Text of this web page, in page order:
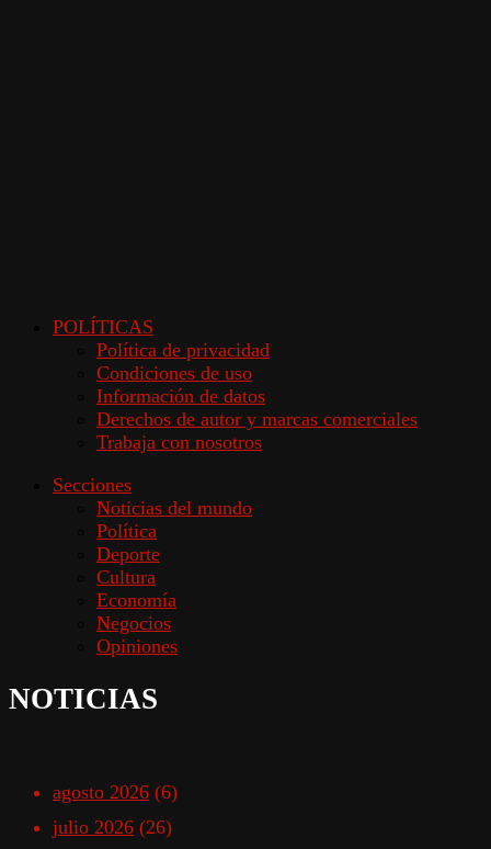
POLÍTICAS
Política de privacidad
Condiciones de uso
Información de datos
Derechos de autor y marcas comerciales
Trabaja con nosotros
Secciones
Noticias del mundo
Política
Deporte
Cultura
Economía
Negocios
Opiniones
NOTICIAS
agosto 2026 (6)
julio 2026 (26)